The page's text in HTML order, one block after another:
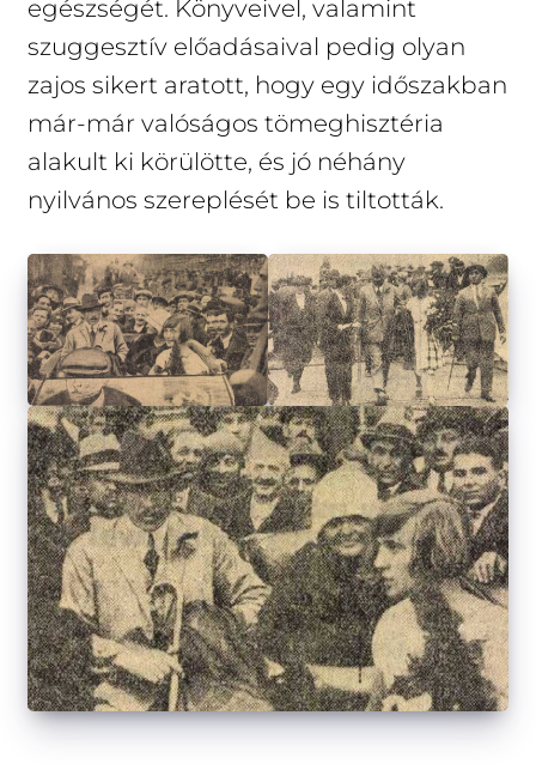
egészségét. Könyveivel, valamint
szuggesztív előadásaival pedig olyan
zajos sikert aratott, hogy egy időszakban
már-már valóságos tömeghisztéria
alakult ki körülötte, és jó néhány
nyilvános szereplését be is tiltották.